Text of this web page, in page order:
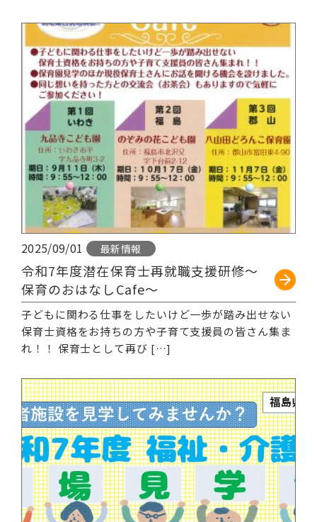
2025/09/01 最新情報
令和7年度潜在保育士再就職支援研修～
保育のおはなしCafe～
子どもに関わる仕事をしたいけど一歩が踏み出せない
保育士資格をお持ちの方や子育て支援員の皆さん集ま
れ！！ 保育士として再び […]